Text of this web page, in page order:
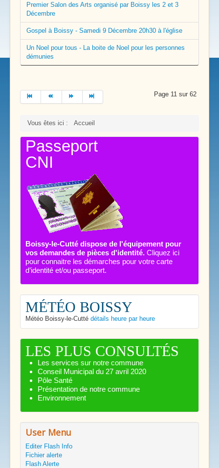
Premier Salon des Arts organisé par Boissy les 2 et 3
Décembre
Gospel à Boissy - Samedi 9 Décembre 20h30 à l'église
Un Noel pour tous - La boite de Noel pour les personnes
démunies
Page 11 sur 62
Vous êtes ici : Accueil
Passeport
CNI
Boissy-le-Cutté dispose de l'équipement pour
vos demandes de pièces d'identité. Cliquez ici
pour connaitre les démarches pour votre carte
d’identité et/ou passeport.
MÉTÉO BOISSY
Météo Boissy-le-Cutté détails heure par heure
LES PLUS CONSULTÉS
Les services sur notre commune
Conseil Municipal du 27 avril 2020
Pôle Santé
Présentation de notre commune
Environnement
User Menu
Editer Flash Info
Fichier alerte
Flash Alerte